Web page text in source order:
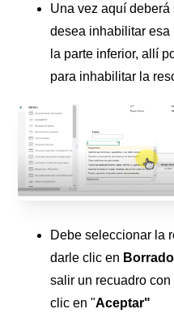
Una vez aquí
desea inhabilitar
la parte inferior, allí
para inhabilitar la
Debe seleccionar la
darle clic en
salir un recuadro
clic en "Aceptar"